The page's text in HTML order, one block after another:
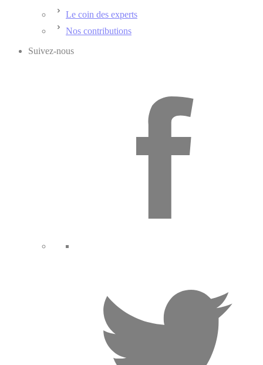
Le coin des experts
Nos contributions
Suivez-nous